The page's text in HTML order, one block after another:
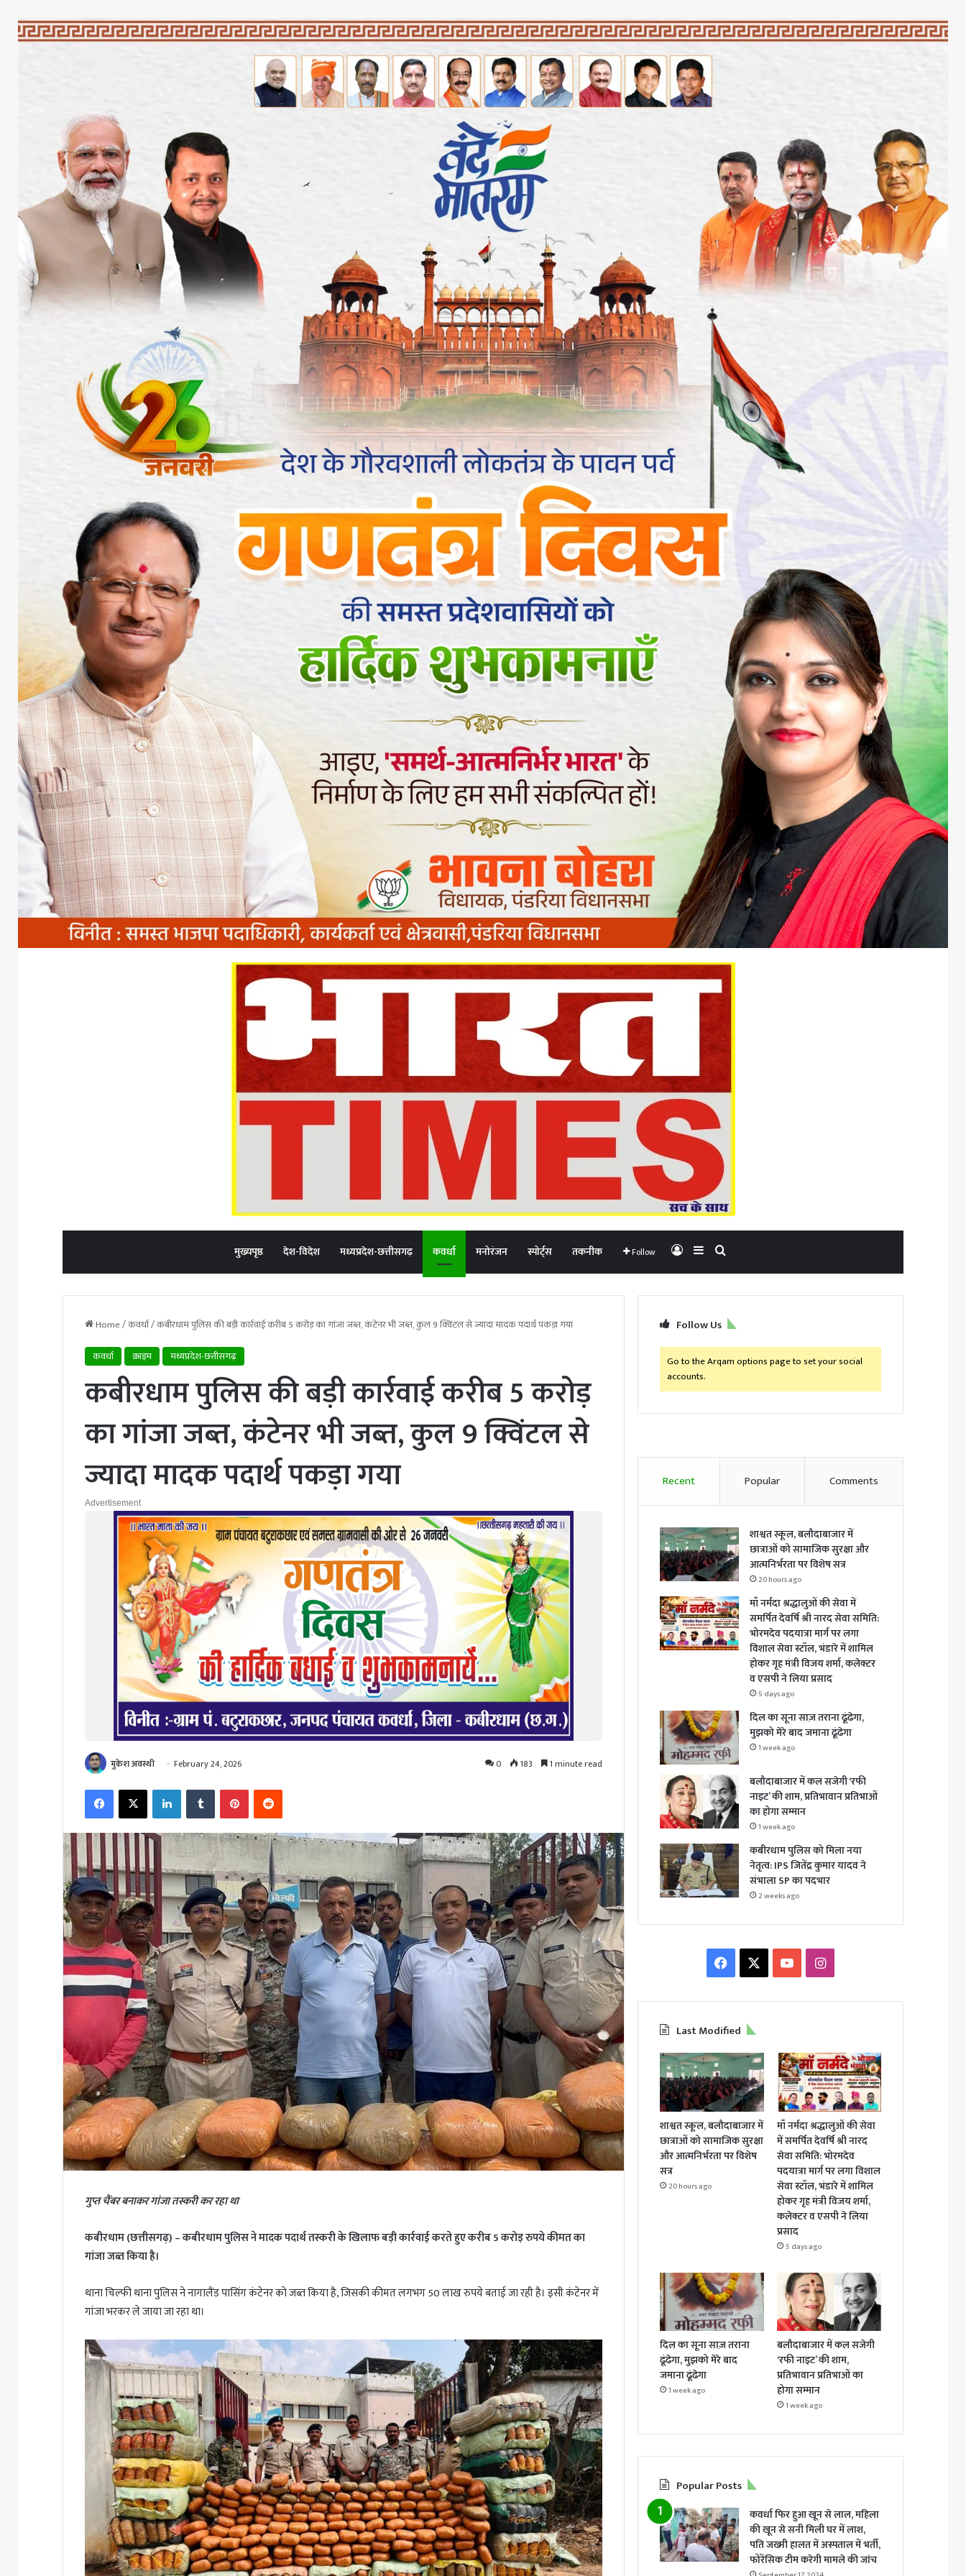
मुख्यपृष्ठ देश-विदेश मध्यप्रदेश-छत्तीसगढ़ कवर्धा मनोरंजन स्पोर्ट्स तकनीक Follow Log InSidebarSearch for
Home/कवर्धा/कबीरधाम पुलिस की बड़ी कार्रवाई करीब 5 करोड़ का गांजा जब्त, कंटेनर भी जब्त, कुल 9 क्विंटल से ज्यादा मादक पदार्थ पकड़ा गया
कवर्धा
क्राइम मध्यप्रदेश-छत्तीसगढ़
कबीरधाम पुलिस की बड़ी कार्रवाई करीब 5 करोड़
का गांजा जब्त, कंटेनर भी जब्त, कुल 9 क्विंटल से
ज्यादा मादक पदार्थ पकड़ा गया
Advertisement
मुकेश अवस्थी February 24, 2026 0 183 1 minute read
FacebookX LinkedInTumblr PinterestReddit
गुप्त चैंबर बनाकर गांजा तस्करी कर रहा था
कबीरधाम (छत्तीसगढ़) – कबीरधाम पुलिस ने मादक पदार्थ तस्करी के खिलाफ बड़ी कार्रवाई करते हुए करीब 5 करोड़ रुपये कीमत का
गांजा जब्त किया है।
थाना चिल्फी थाना पुलिस ने नागालैंड पासिंग कंटेनर को जब्त किया है, जिसकी कीमत लगभग 50 लाख रुपये बताई जा रही है। इसी कंटेनर में
गांजा भरकर ले जाया जा रहा था।
Follow Us
Go to the Arqam options page to set your social
accounts.
Recent Popular Comments
शाश्वत स्कूल, बलौदाबाजार में
छात्राओं को सामाजिक सुरक्षा और
आत्मनिर्भरता पर विशेष सत्र
20 hours ago
माँ नर्मदा श्रद्धालुओं की सेवा में
समर्पित देवर्षि श्री नारद सेवा समिति:
भोरमदेव पदयात्रा मार्ग पर लगा
विशाल सेवा स्टॉल, भंडारे में शामिल
होकर गृह मंत्री विजय शर्मा, कलेक्टर
व एसपी ने लिया प्रसाद
5 days ago
दिल का सूना साज़ तराना ढूंढेगा,
मुझको मेरे बाद जमाना ढूंढेगा
1 week ago
बलौदाबाजार में कल सजेगी ‘रफी
नाइट’ की शाम, प्रतिभावान प्रतिभाओं
का होगा सम्मान
1 week ago
कबीरधाम पुलिस को मिला नया
नेतृत्व: IPS जितेंद्र कुमार यादव ने
संभाला SP का पदभार
2 weeks ago
Facebook YouTubeInstagram
Last Modified
शाश्वत स्कूल, बलौदाबाजार में
छात्राओं को सामाजिक सुरक्षा
और आत्मनिर्भरता पर विशेष
सत्र
20 hours ago
माँ नर्मदा श्रद्धालुओं की सेवा
में समर्पित देवर्षि श्री नारद
सेवा समिति: भोरमदेव
पदयात्रा मार्ग पर लगा विशाल
सेवा स्टॉल, भंडारे में शामिल
होकर गृह मंत्री विजय शर्मा,
कलेक्टर व एसपी ने लिया
प्रसाद
5 days ago
दिल का सूना साज़ तराना
ढूंढेगा, मुझको मेरे बाद
जमाना ढूंढेगा
1 week ago
बलौदाबाजार में कल सजेगी
‘रफी नाइट’ की शाम,
प्रतिभावान प्रतिभाओं का
होगा सम्मान
1 week ago
Popular Posts
कवर्धा फिर हुआ खून से लाल, महिला
की खून से सनी मिली घर में लाश,
पति जख्मी हालत में अस्पताल में भर्ती,
फोरेंसिक टीम करेगी मामले की जांच